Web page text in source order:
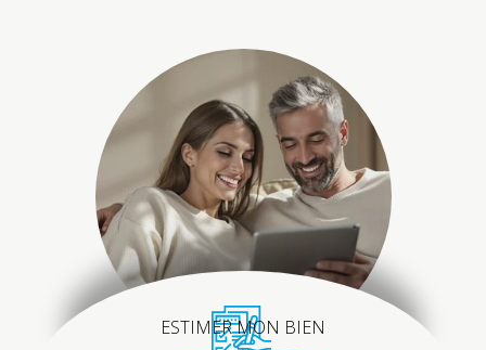
ESTIMER MON BIEN